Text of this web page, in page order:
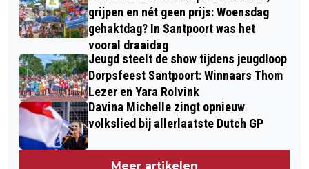
grijpen en nét geen prijs: Woensdag
gehaktdag? In Santpoort was het
vooral draaidag
Jeugd steelt de show tijdens jeugdloop
Dorpsfeest Santpoort: Winnaars Thom
Lezer en Yara Rolvink
Davina Michelle zingt opnieuw
volkslied bij allerlaatste Dutch GP
Meer artikelen